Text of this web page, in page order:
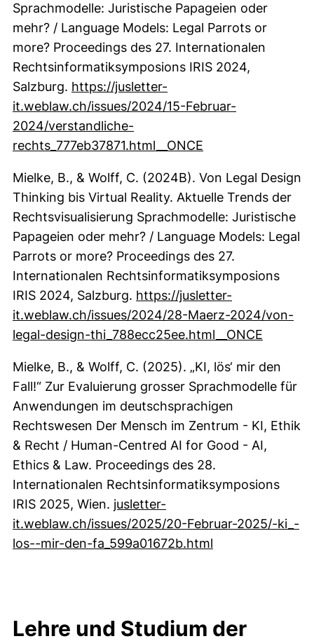
Sprachmodelle: Juristische Papageien oder
mehr? / Language Models: Legal Parrots or
more? Proceedings des 27. Internationalen
Rechtsinformatiksymposions IRIS 2024,
Salzburg. https://jusletter-
it.weblaw.ch/issues/2024/15-Februar-
2024/verstandliche-
rechts_777eb37871.html__ONCE
Mielke, B., & Wolff, C. (2024B). Von Legal Design
Thinking bis Virtual Reality. Aktuelle Trends der
Rechtsvisualisierung Sprachmodelle: Juristische
Papageien oder mehr? / Language Models: Legal
Parrots or more? Proceedings des 27.
Internationalen Rechtsinformatiksymposions
IRIS 2024, Salzburg. https://jusletter-
it.weblaw.ch/issues/2024/28-Maerz-2024/von-
legal-design-thi_788ecc25ee.html__ONCE
Mielke, B., & Wolff, C. (2025). „KI, lös‘ mir den
Fall!“ Zur Evaluierung grosser Sprachmodelle für
Anwendungen im deutschsprachigen
Rechtswesen Der Mensch im Zentrum - KI, Ethik
& Recht / Human-Centred AI for Good - AI,
Ethics & Law. Proceedings des 28.
Internationalen Rechtsinformatiksymposions
IRIS 2025, Wien. jusletter-
it.weblaw.ch/issues/2025/20-Februar-2025/-ki_-
los--mir-den-fa_599a01672b.html
Lehre und Studium der